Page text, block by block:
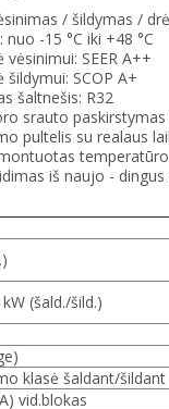
/ šildymas /
nuo -15 °C iki +48 °C
SEER A++
SCOP A+
šaltnešis: R32
srauto paskirstymas
pultelis su realaus
iš naujo -
(šald./šild.)
klasė šaldant/šildant
vid.blokas